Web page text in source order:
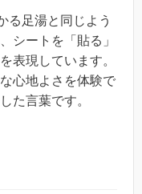
る足湯と同じよう
シートを「貼る」
表現しています。
心地よさを体験で
た言葉です。